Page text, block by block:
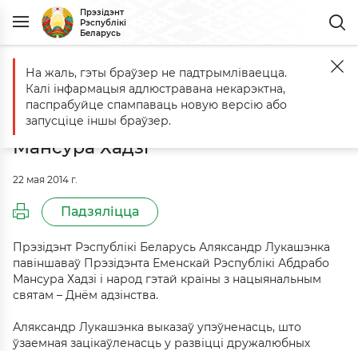
Прэзідэнт
Рэспублікі
Беларусь
Галоўная Падзеі Аляксандр Лукашэнка павіншаваў
Аляксандр Лукашэнка павіншаваў
Прэзідэнта Емена Абдрабо
Мансура Хадзі
22 мая 2014 г.
Падзяліцца
Прэзідэнт Рэспублікі Беларусь Аляксандр Лукашэнка
павіншаваў Прэзідэнта Еменскай Рэспублікі Абдрабо
Мансура Хадзі і народ гэтай краіны з нацыянальным
святам – Днём адзінства.
Аляксандр Лукашэнка выказаў упэўненасць, што
ўзаемная зацікаўленасць у развіцці дружалюбных
На жаль, гэты браўзер не падтрымліваецца.
Калі інфармацыя адлюстравана некарэктна,
паспрабуйце спампаваць новую версію або
запусціце іншы браўзер.